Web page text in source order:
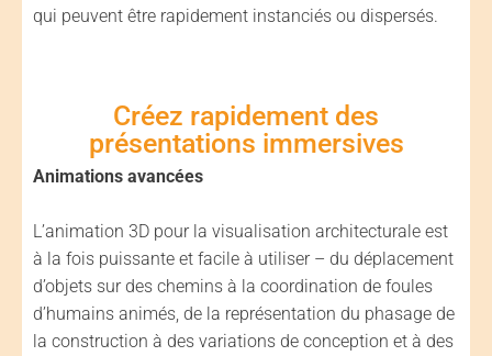
qui peuvent être rapidement instanciés ou dispersés.
Créez rapidement des
présentations immersives
Animations avancées
L’animation 3D pour la visualisation architecturale est
à la fois puissante et facile à utiliser – du déplacement
d’objets sur des chemins à la coordination de foules
d’humains animés, de la représentation du phasage de
la construction à des variations de conception et à des